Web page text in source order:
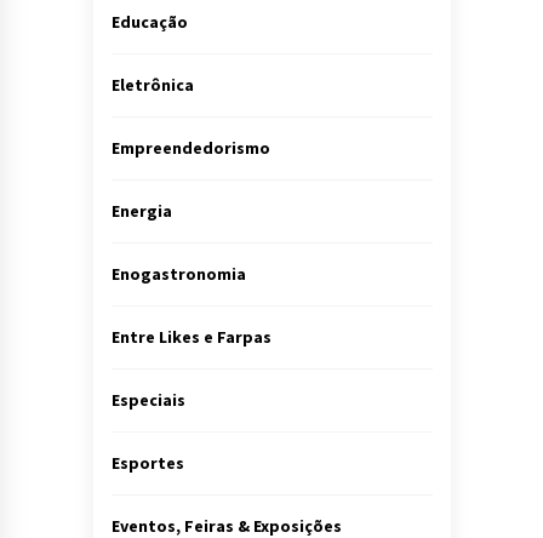
Educação
Eletrônica
Empreendedorismo
Energia
Enogastronomia
Entre Likes e Farpas
Especiais
Esportes
Eventos, Feiras & Exposições